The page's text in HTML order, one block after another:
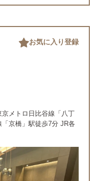
メトロ日比谷線「八丁
京橋」駅徒歩7分 JR各
お気に入り登録